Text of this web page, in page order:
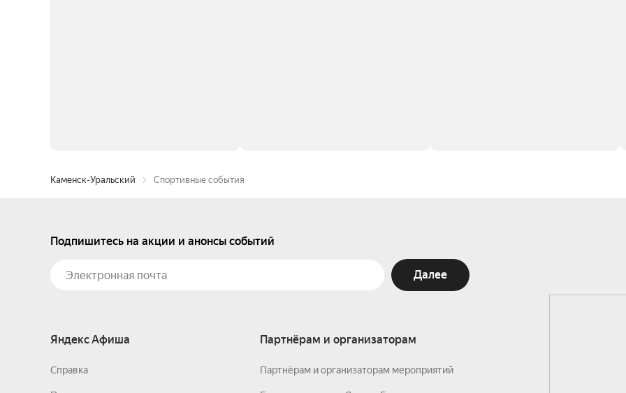
Каменск-Уральский Спортивные события
Подпишитесь на акции и анонсы событий
Далее
Яндекс Афиша
Справка
Партнёрам и организаторам
Партнёрам и организаторам мероприятий